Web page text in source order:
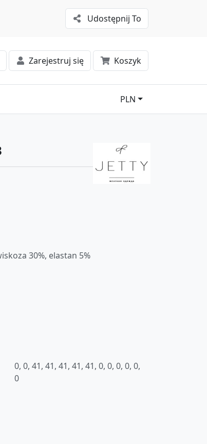
Udostępnij To
Zarejestruj się Koszyk
PLN
30%, elastan 5%
0, 0, 41, 41, 41, 41, 41, 0, 0, 0, 0, 0,
0